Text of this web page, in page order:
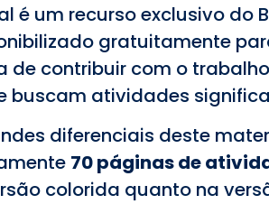
é um recurso exclusivo do
gratuitamente
de contribuir com o
buscam atividades
diferenciais deste
70 páginas de
colorida quanto na